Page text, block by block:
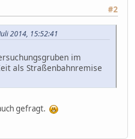
#2
2014, 15:52:41
im
als Straßenbahnremise
gefragt.